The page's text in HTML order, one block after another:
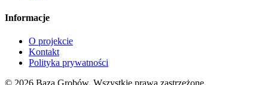
Informacje
O projekcie
Kontakt
Polityka prywatności